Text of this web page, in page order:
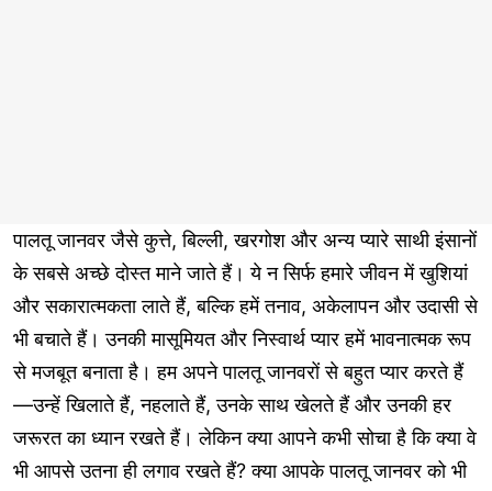
पालतू जानवर जैसे कुत्ते, बिल्ली, खरगोश और अन्य प्यारे साथी इंसानों
के सबसे अच्छे दोस्त माने जाते हैं। ये न सिर्फ हमारे जीवन में खुशियां
और सकारात्मकता लाते हैं, बल्कि हमें तनाव, अकेलापन और उदासी से
भी बचाते हैं। उनकी मासूमियत और निस्वार्थ प्यार हमें भावनात्मक रूप
से मजबूत बनाता है। हम अपने पालतू जानवरों से बहुत प्यार करते हैं
—उन्हें खिलाते हैं, नहलाते हैं, उनके साथ खेलते हैं और उनकी हर
जरूरत का ध्यान रखते हैं। लेकिन क्या आपने कभी सोचा है कि क्या वे
भी आपसे उतना ही लगाव रखते हैं? क्या आपके पालतू जानवर को भी